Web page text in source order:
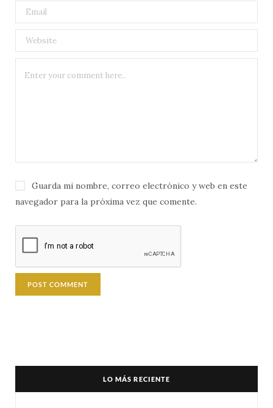
Guarda mi nombre, correo electrónico y web en este
navegador para la próxima vez que comente.
LO MÁS RECIENTE